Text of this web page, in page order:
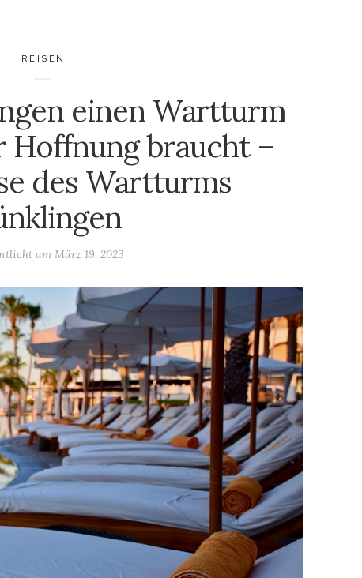
REISEN
einen Wartturm
Hoffnung braucht –
des Wartturms
am März 19, 2023